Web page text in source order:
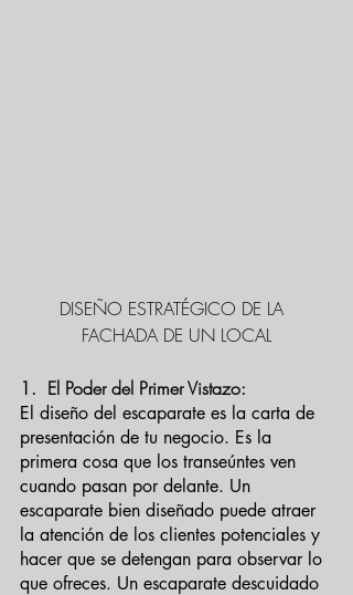
DISEÑO ESTRATÉGICO DE LA
FACHADA DE UN LOCAL
1.  El Poder del Primer Vistazo:
El diseño del escaparate es la carta de
presentación de tu negocio. Es la
primera cosa que los transeúntes ven
cuando pasan por delante. Un
escaparate bien diseñado puede atraer
la atención de los clientes potenciales y
hacer que se detengan para observar lo
que ofreces. Un escaparate descuidado